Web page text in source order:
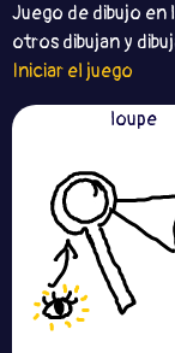
Juego de dibujo en
otros dibujan y
Iniciar el juego
loupe